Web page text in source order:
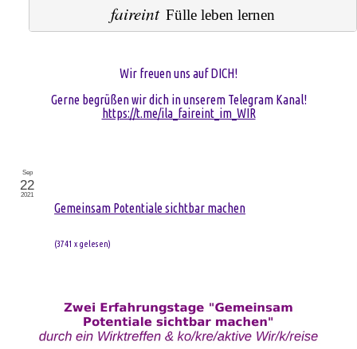
faireint Fülle leben lernen
Wir freuen uns auf DICH!
Gerne begrüßen wir dich in unserem Telegram Kanal!
https://t.me/ila_faireint_im_WIR
Gemeinsam Potentiale sichtbar machen
(3741 x gelesen)
Sep
22
2021